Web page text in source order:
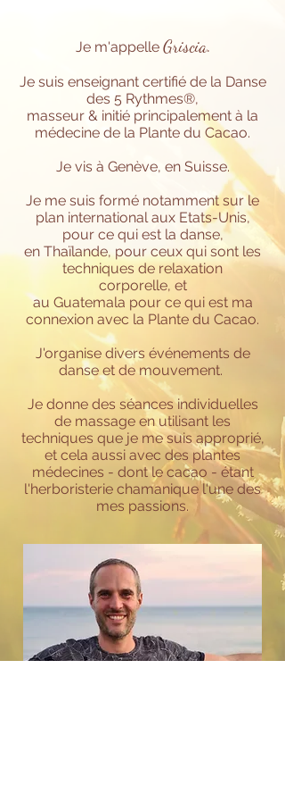
Je m'appelle Griscia.
Je suis enseignant certifié de la Danse
des 5 Rythmes®,
masseur & initié principalement à la
médecine de la Plante du Cacao.
Je vis à Genève, en Suisse.
Je me suis formé notamment sur le
plan international aux Etats-Unis,
pour ce qui est la danse,
en Thaïlande, pour ceux qui sont les
techniques de relaxation
corporelle, et
au Guatemala pour ce qui est ma
connexion avec la Plante du Cacao.
J'organisedivers événements de
danse et de mouvement.
Je donne des séances individuelles
de massage en utilisant les
techniques que je me suis approprié,
et cela aussi avec des plantes
médecines - dont le cacao - étant
l'herboristerie chamanique l'une des
mes passions.